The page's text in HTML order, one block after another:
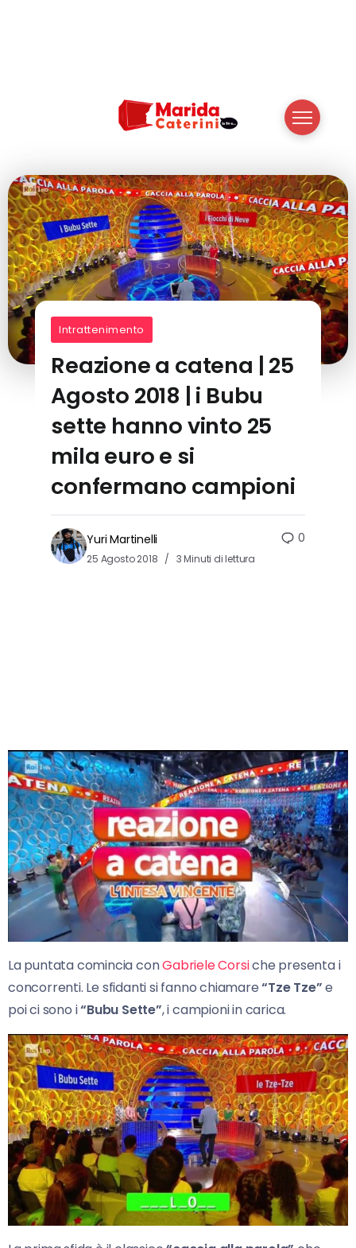
Intrattenimento
Reazione a catena | 25
Agosto 2018 | i Bubu
sette hanno vinto 25
mila euro e si
confermano campioni
Yuri Martinelli
25 Agosto 2018 3 Minuti di lettura
0
La puntata comincia conGabriele Corsiche presenta i
concorrenti. Le sfidanti si fanno chiamare“Tze Tze”e
poi ci sono i“Bubu Sette”, i campioni in carica.